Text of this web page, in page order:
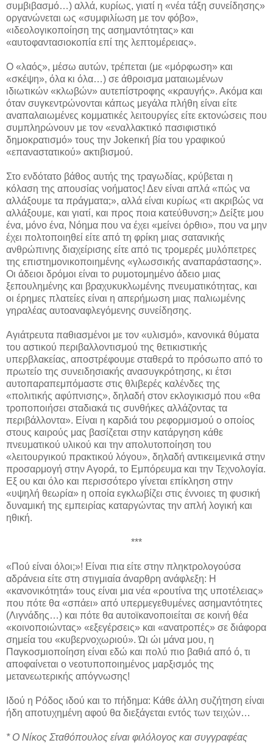
συμβιβασμό…) αλλά, κυρίως, γιατί η «νέα τάξη συνείδησης»
οργανώνεται ως «συμφιλίωση με τον φόβο»,
«ιδεολογικοποίηση της ασημαντότητας» και
«αυτοφαντασιοκοπία επί της λεπτομέρειας».
Ο «λαός», μέσω αυτών, τρέπεται (με «μόρφωση» και
«σκέψη», όλα κι όλα…) σε άθροισμα ματαιωμένων
ιδιωτικών «κλωβών» αυτεπίστροφης «κραυγής». Ακόμα και
όταν συγκεντρώνονται κάπως μεγάλα πλήθη είναι είτε
αναπαλαιωμένες κομματικές λειτουργίες είτε εκτονώσεις που
συμπληρώνουν με τον «εναλλακτικό πασιφιστικό
δημοκρατισμό» τους την Jokerική βία του γραφικού
«επαναστατικού» ακτιβισμού.
Στο ενδότατο βάθος αυτής της τραγωδίας, κρύβεται η
κόλαση της απουσίας νοήματος! Δεν είναι απλά «πώς να
αλλάξουμε τα πράγματα;», αλλά είναι κυρίως «τι ακριβώς να
αλλάξουμε, και γιατί, και προς ποια κατεύθυνση;» Δείξτε μου
ένα, μόνο ένα, Νόημα που να έχει «μείνει όρθιο», που να μην
έχει πολτοποιηθεί είτε από τη φρίκη μιας σατανικής
ανθρώπινης διαχείρισης είτε από τις τρομερές μυλόπετρες
της επιστημονικοποιημένης «γλωσσικής αναπαράστασης».
Οι άδειοι δρόμοι είναι το ρυμοτομημένο άδειο μιας
ξεπουλημένης και βραχυκυκλωμένης πνευματικότητας, και
οι έρημες πλατείες είναι η απερήμωση μιας παλιωμένης
γηραλέας αυτοαναφλεγόμενης συνείδησης.
Αγιάτρευτα παθιασμένοι με τον «υλισμό», κανονικά θύματα
του αστικού περιβαλλοντισμού της θετικιστικής
υπερβλακείας, αποστρέφουμε σταθερά το πρόσωπο από το
πρωτείο της συνειδησιακής ανασυγκρότησης, κι έτσι
αυτοπαραπεμπόμαστε στις θλιβερές καλένδες της
«πολιτικής αφύπνισης», δηλαδή στον εκλογικισμό που «θα
τροποποιήσει σταδιακά τις συνθήκες αλλάζοντας τα
περιβάλλοντα». Είναι η καρδιά του ρεφορμισμού ο οποίος
στους καιρούς μας βασίζεται στην κατάργηση κάθε
πνευματικού υλικού και την απολυτοποίηση του
«λειτουργικού πρακτικού λόγου», δηλαδή αντικειμενικά στην
προσαρμογή στην Αγορά, το Εμπόρευμα και την Τεχνολογία.
Εξ ου και όλο και περισσότερο γίνεται επίκληση στην
«υψηλή θεωρία» η οποία εγκλωβίζει στις έννοιες τη φυσική
δυναμική της εμπειρίας καταργώντας την απλή λογική και
ηθική.
***
«Πού είναι όλοι;»! Είναι πια είτε στην πληκτρολογούσα
αδράνεια είτε στη στιγμιαία άναρθρη ανάφλεξη: Η
«κανονικότητά» τους είναι μια νέα «ρουτίνα της υποτέλειας»
που πότε θα «σπάει» από υπερμεγεθυμένες ασημαντότητες
(Λιγνάδης…) και πότε θα αυτοϊκανοποιείται σε κοινή θέα
«κοινοποιώντας» «εξεγέρσεις» και «ανατροπές» σε διάφορα
σημεία του «κυβερνοχωριού». Ώι ώι μάνα μου, η
Παγκοσμιοποίηση είναι εδώ και πολύ πιο βαθιά από ό, τι
αποφαίνεται ο νεοτυποποιημένος μαρξισμός της
μετανεωτερικής απόγνωσης!
Ιδού η Ρόδος ιδού και το πήδημα: Κάθε άλλη συζήτηση είναι
ήδη αποτυχημένη αφού θα διεξάγεται εντός των τειχών…
* Ο Νίκος Σταθόπουλος είναι φιλόλογος και συγγραφέας